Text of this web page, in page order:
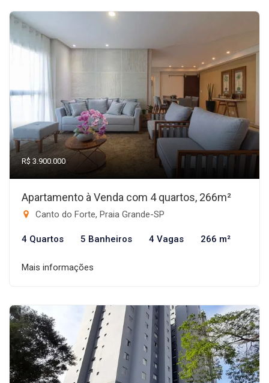
R$ 3.900.000
Apartamento à Venda com 4 quartos, 266m²
Canto do Forte, Praia Grande-SP
4 Quartos 5 Banheiros 4 Vagas 266 m²
Mais informações